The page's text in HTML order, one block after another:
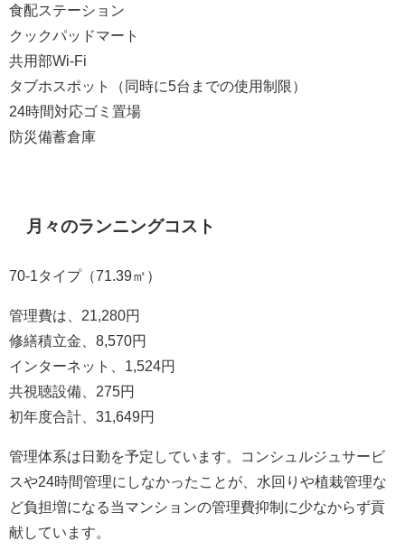
食配ステーション
クックパッドマート
共用部Wi-Fi
タブホスポット（同時に5台までの使用制限）
24時間対応ゴミ置場
防災備蓄倉庫
月々のランニングコスト
70-1タイプ（71.39㎡）
管理費は、21,280円
修繕積立金、8,570円
インターネット、1,524円
共視聴設備、275円
初年度合計、31,649円
管理体系は日勤を予定しています。コンシュルジュサービ
スや24時間管理にしなかったことが、水回りや植栽管理な
ど負担増になる当マンションの管理費抑制に少なからず貢
献しています。